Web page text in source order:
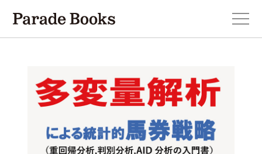
本を探す
新刊・近刊のお知らせ